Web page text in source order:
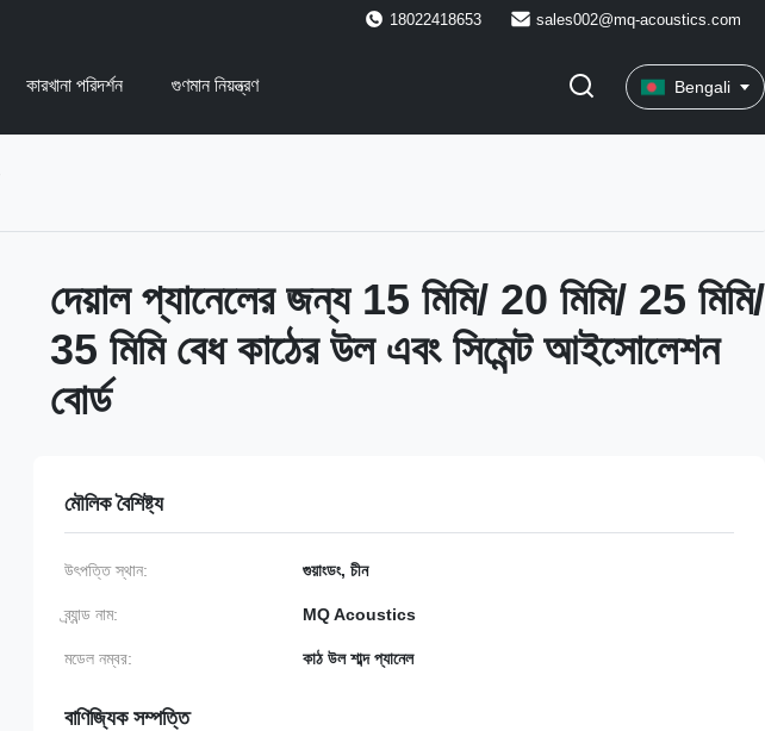
18022418653 sales002@mq-acoustics.com
কারখানা পরিদর্শন গুণমান নিয়ন্ত্রণ Bengali
দেয়াল প্যানেলের জন্য 15 মিমি/ 20 মিমি/ 25 মিমি/
35 মিমি বেধ কাঠের উল এবং সিমেন্ট আইসোলেশন
বোর্ড
মৌলিক বৈশিষ্ট্য
উৎপত্তি স্থান: গুয়াংডং, চীন
ব্র্যান্ড নাম: MQ Acoustics
মডেল নম্বর: কাঠ উল শাব্দ প্যানেল
বাণিজ্যিক সম্পত্তি